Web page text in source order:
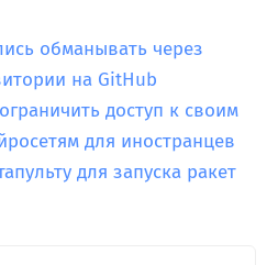
обманывать через
на GitHub
доступ к своим
для иностранцев
для запуска ракет